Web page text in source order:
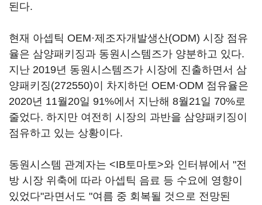
된다.
현재 아셉틱 OEM·제조자개발생산(ODM) 시장 점유
율은 삼양패키징과 동원시스템즈가 양분하고 있다.
지난 2019년 동원시스템즈가 시장에 진출하면서 삼
양패키징(272550)이 차지하던 OEM·ODM 점유율은
2020년 11월20일 91%에서 지난해 8월21일 70%로
줄었다. 하지만 여전히 시장의 과반을 삼양패키징이
점유하고 있는 상황이다.
동원시스템 관계자는 <IB토마토>와 인터뷰에서 "전
방 시장 위축에 따라 아셉틱 음료 등 수요에 영향이
있었다"라면서도 "여름 중 회복될 것으로 전망된